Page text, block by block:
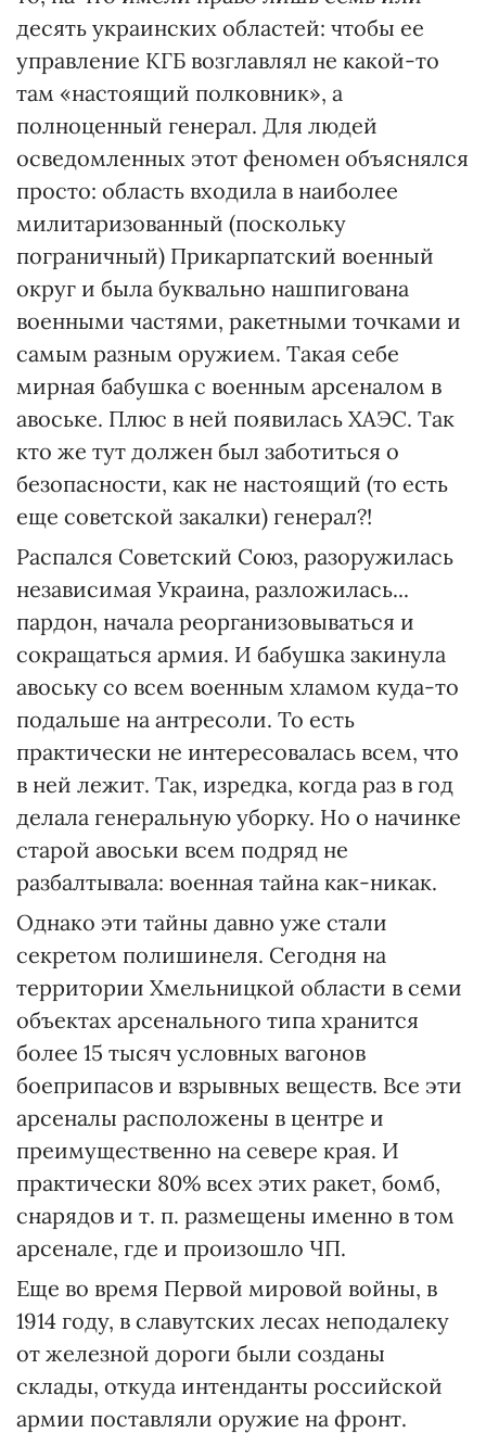
десять украинских областей: чтобы ее
управление КГБ возглавлял не какой-то
там «настоящий полковник», а
полноценный генерал. Для людей
осведомленных этот феномен объяснялся
просто: область входила в наиболее
милитаризованный (поскольку
пограничный) Прикарпатский военный
округ и была буквально нашпигована
военными частями, ракетными точками и
самым разным оружием. Такая себе
мирная бабушка с военным арсеналом в
авоське. Плюс в ней появилась ХАЭС. Так
кто же тут должен был заботиться о
безопасности, как не настоящий (то есть
еще советской закалки) генерал?!
Распался Советский Союз, разоружилась
независимая Украина, разложилась...
пардон, начала реорганизовываться и
сокращаться армия. И бабушка закинула
авоську со всем военным хламом куда-то
подальше на антресоли. То есть
практически не интересовалась всем, что
в ней лежит. Так, изредка, когда раз в год
делала генеральную уборку. Но о начинке
старой авоськи всем подряд не
разбалтывала: военная тайна как-никак.
Однако эти тайны давно уже стали
секретом полишинеля. Сегодня на
территории Хмельницкой области в семи
объектах арсенального типа хранится
более 15 тысяч условных вагонов
боеприпасов и взрывных веществ. Все эти
арсеналы расположены в центре и
преимущественно на севере края. И
практически 80% всех этих ракет, бомб,
снарядов и т. п. размещены именно в том
арсенале, где и произошло ЧП.
Еще во время Первой мировой войны, в
1914 году, в славутских лесах неподалеку
от железной дороги были созданы
склады, откуда интенданты российской
армии поставляли оружие на фронт.